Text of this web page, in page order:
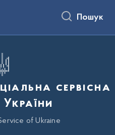
Пошук
сервісна
of Ukraine